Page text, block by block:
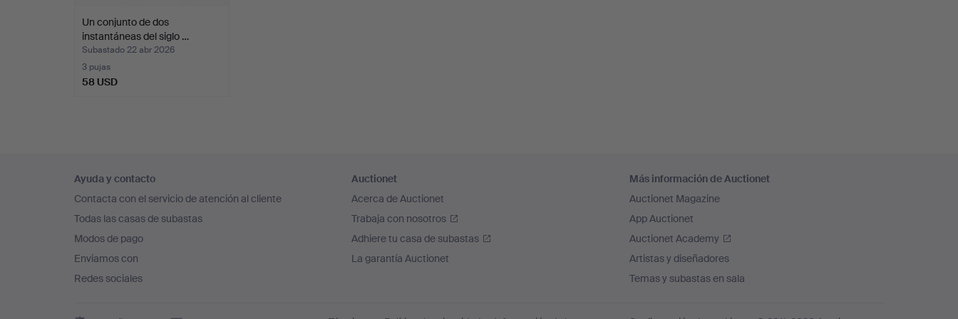
Un conjunto de dos
instantáneas del siglo …
Subastado 22 abr 2026
3 pujas
58 USD
en
el
pie
de
página
Ayuda y contacto
Contacta con el servicio de atención al cliente
Todas las casas de subastas
Modos de pago
Enviamos con
Redes sociales
Auctionet
Acerca de Auctionet
Trabaja con nosotros
Adhiere tu casa de subastas
La garantía Auctionet
Más información de Auctionet
Auctionet Magazine
App Auctionet
Auctionet Academy
Artistas y diseñadores
Temas y subastas en sala